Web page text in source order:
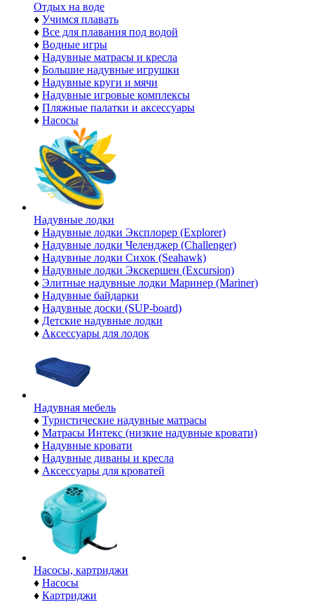
Отдых на воде
♦ Учимся плавать
♦ Все для плавания под водой
♦ Водные игры
♦ Надувные матрасы и кресла
♦ Большие надувные игрушки
♦ Надувные круги и мячи
♦ Надувные игровые комплексы
♦ Пляжные палатки и аксессуары
♦ Насосы
Надувные лодки
♦ Надувные лодки Эксплорер (Explorer)
♦ Надувные лодки Челенджер (Challenger)
♦ Надувные лодки Сихок (Seahawk)
♦ Надувные лодки Экскершен (Excursion)
♦ Элитные надувные лодки Маринер (Mariner)
♦ Надувные байдарки
♦ Надувные доски (SUP-board)
♦ Детские надувные лодки
♦ Аксессуары для лодок
Надувная мебель
♦ Туристические надувные матрасы
♦ Матрасы Интекс (низкие надувные кровати)
♦ Надувные кровати
♦ Надувные диваны и кресла
♦ Аксессуары для кроватей
Насосы, картриджи
♦ Насосы
♦ Картриджи